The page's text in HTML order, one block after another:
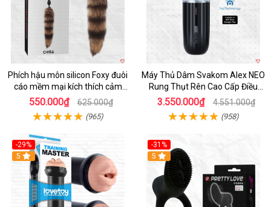
Phích hậu môn silicon Foxy đuôi
cáo mềm mại kích thích cảm
giác mới
550.000₫ 625.000₫
(965)
Máy Thủ Dâm Svakom Alex NEO
Rung Thụt Rên Cao Cấp Điều
Khiển App
3.550.000₫ 4.551.000₫
(958)
-29%
Hot
5
-31%
5